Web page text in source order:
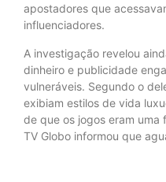
apostadores que
influenciadores.
A investigação revelou
dinheiro e publicidade
vulneráveis. Segundo o
exibiam estilos de vida
de que os jogos eram uma
TV Globo informou que